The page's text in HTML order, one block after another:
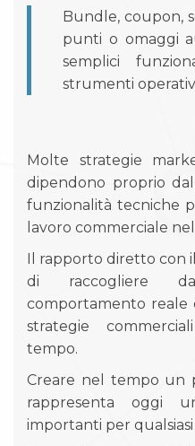
Bundle, coupon,
punti o omaggi
semplici
strumenti
Molte strategie
dipendono proprio
funzionalità tecniche
lavoro commerciale
Il rapporto diretto con
di raccogliere
comportamento
strategie
tempo.
Creare nel tempo un
rappresenta oggi
importanti per qualsiasi